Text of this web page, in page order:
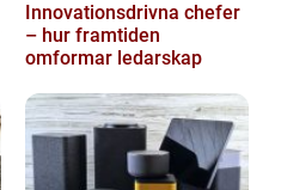
Innovationsdrivna chefer
– hur framtiden
omformar ledarskap